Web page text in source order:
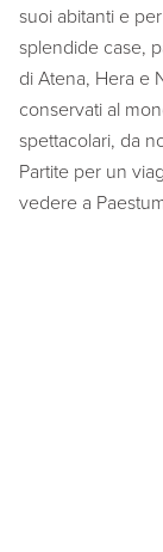
suoi abitanti e
splendide case,
di Atena, Hera e
conservati al
spettacolari, da
Partite per un
vedere a